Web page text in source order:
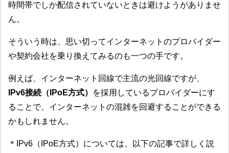
時間帯でしか配信されていないときは避けようがありませ
ん。
そういう時は、思い切ってインターネットのプロバイダー
や契約会社を乗り換えてみるのも一つの手です。
例えば、インターネット回線で主流の光回線ですが、
IPv6接続（IPoE方式）
を採用しているプロバイダーにす
ることで、インターネットの混雑を回避することができる
かもしれません。
＊IPv6（IPoE方式）については、以下の記事で詳しく説